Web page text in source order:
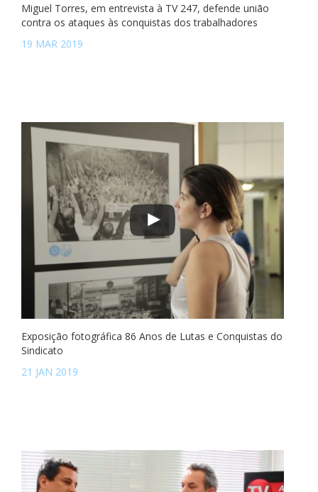
Miguel Torres, em entrevista à TV 247, defende união
contra os ataques às conquistas dos trabalhadores
19 MAR 2019
Exposição fotográfica 86 Anos de Lutas e Conquistas do
Sindicato
21 JAN 2019